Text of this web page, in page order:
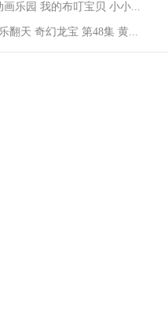
画乐园 我的布叮宝贝 小小...
翻天 奇幻龙宝 第48集 黄...